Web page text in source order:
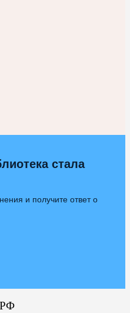
стала
и получите ответ о